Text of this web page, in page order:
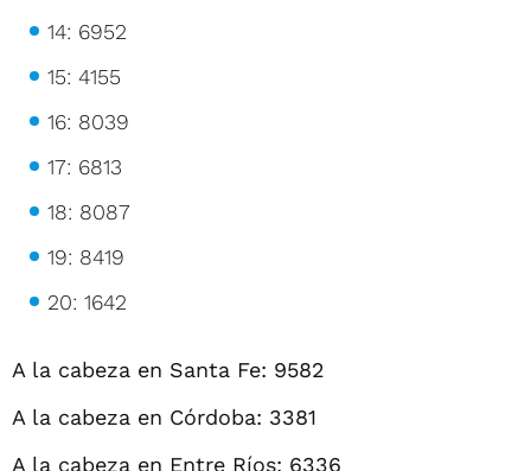
14: 6952
15: 4155
16: 8039
17: 6813
18: 8087
19: 8419
20: 1642
A la cabeza en Santa Fe: 9582
A la cabeza en Córdoba: 3381
A la cabeza en Entre Ríos: 6336